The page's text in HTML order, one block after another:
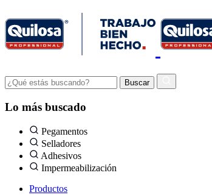
Lo más buscado
Pegamentos
Selladores
Adhesivos
Impermeabilización
Productos